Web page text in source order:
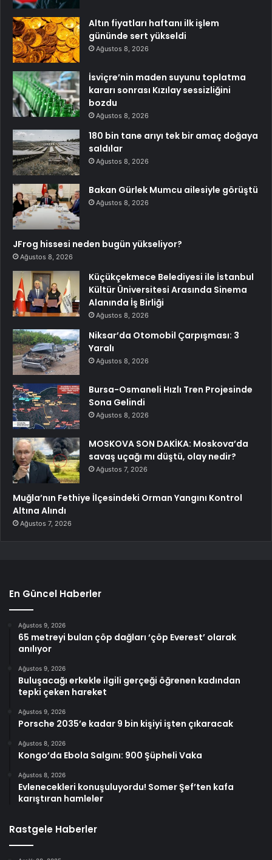
Altın fiyatları haftanı ilk işlem
gününde sert yükseldi
Ağustos 8, 2026
İsviçre’nin maden suyunu toplatma
kararı sonrası Kızılay sessizliğini
bozdu
Ağustos 8, 2026
180 bin tane arıyı tek bir amaç doğaya
saldılar
Ağustos 8, 2026
Bakan Gürlek Mumcu ailesiyle görüştü
Ağustos 8, 2026
JFrog hissesi neden bugün yükseliyor?
Ağustos 8, 2026
Küçükçekmece Belediyesi ile İstanbul
Kültür Üniversitesi Arasında Sinema
Alanında İş Birliği
Ağustos 8, 2026
Niksar’da Otomobil Çarpışması: 3
Yaralı
Ağustos 8, 2026
Bursa-Osmaneli Hızlı Tren Projesinde
Sona Gelindi
Ağustos 8, 2026
MOSKOVA SON DAKİKA: Moskova’da
savaş uçağı mı düştü, olay nedir?
Ağustos 7, 2026
Muğla’nın Fethiye İlçesindeki Orman Yangını Kontrol
Altına Alındı
Ağustos 7, 2026
En Güncel Haberler
Ağustos 9, 2026
65 metreyi bulan çöp dağları ‘çöp Everest’ olarak
anılıyor
Ağustos 9, 2026
Buluşacağı erkekle ilgili gerçeği öğrenen kadından
tepki çeken hareket
Ağustos 9, 2026
Porsche 2035’e kadar 9 bin kişiyi işten çıkaracak
Ağustos 8, 2026
Kongo’da Ebola Salgını: 900 Şüpheli Vaka
Ağustos 8, 2026
Evlenecekleri konuşuluyordu! Somer Şef’ten kafa
karıştıran hamleler
Rastgele Haberler